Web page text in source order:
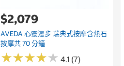
$2,079
AVEDA 心靈漫步 瑞典式按摩含熱石
按摩共 70 分鐘
★★★★★
★★★★★ 4.1 (7)